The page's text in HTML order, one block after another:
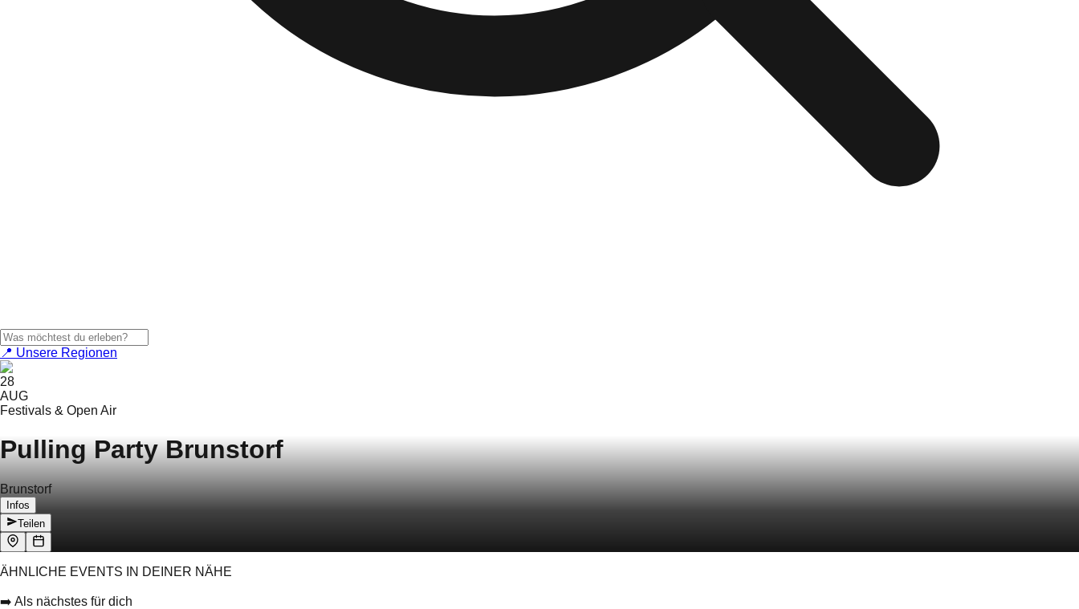
📍 Unsere Regionen
28
AUG
Festivals & Open Air
Pulling Party Brunstorf
Brunstorf
Infos
Teilen
ÄHNLICHE EVENTS IN DEINER NÄHE
➡️ Als nächstes für dich